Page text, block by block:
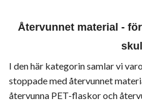
Återvunnet material -
skull
I den här kategorin samlar vi
stoppade med återvunnet
återvunna PET-flaskor och